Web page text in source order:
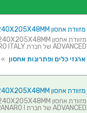
מזוודת אחסון 240X205X48MM - ללא ריפוד פנימי - אדומה
ADVANCED של חברת PLASTICA PANARO ITALY...
ארגזי כלים ופתרונות אחסון »
מזוודת אחסון 240X205X48MM - ללא ריפוד פנימי - שחורה
ADVANCED של חברת PLASTICA PANARO I...